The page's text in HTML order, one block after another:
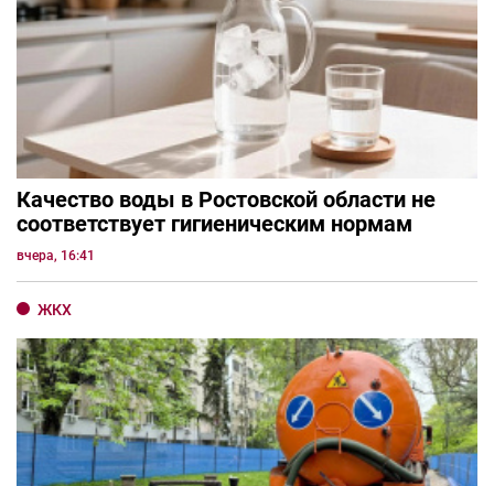
Качество воды в Ростовской области не
соответствует гигиеническим нормам
вчера, 16:41
ЖКХ